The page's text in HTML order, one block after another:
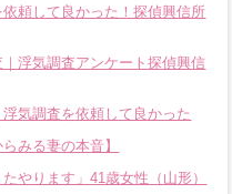
頼して良かった！探偵興信所
浮気調査アンケート探偵興信
気調査を依頼して良かった
みる妻の本音】
やります」41歳女性（山形）